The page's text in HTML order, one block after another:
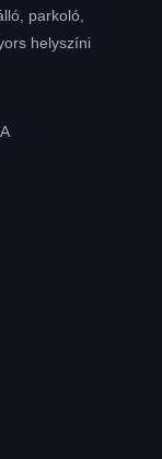
parkoló,
helyszíni